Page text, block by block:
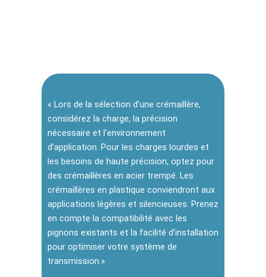
« Lors de la sélection d’une crémaillère,
considérez la charge, la précision
nécessaire et l’environnement
d’application. Pour les charges lourdes et
les besoins de haute précision, optez pour
des crémaillères en acier trempé. Les
crémaillères en plastique conviendront aux
applications légères et silencieuses. Prenez
en compte la compatibilité avec les
pignons existants et la facilité d’installation
pour optimiser votre système de
transmission.»